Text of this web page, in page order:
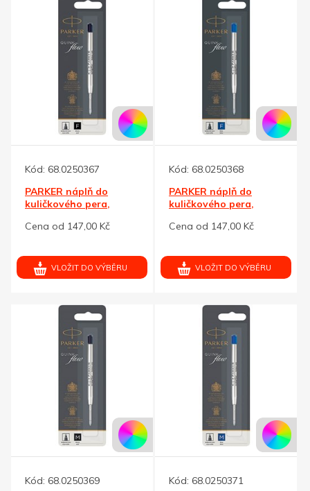
Kód: 68.0250367
PARKER náplň do
kuličkového pera,
Cena od 147,00 Kč
VLOŽIT DO VÝBĚRU
Kód: 68.0250368
PARKER náplň do
kuličkového pera,
Cena od 147,00 Kč
VLOŽIT DO VÝBĚRU
Kód: 68.0250369
Kód: 68.0250371